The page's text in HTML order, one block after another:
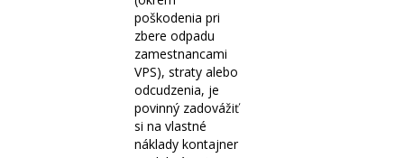
poškodenia pri
zbere odpadu
zamestnancami
VPS), straty alebo
odcudzenia, je
povinný zadovážiť
si na vlastné
náklady kontajner